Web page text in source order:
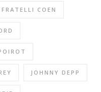
FRATELLI COEN
JOHNNY DEPP